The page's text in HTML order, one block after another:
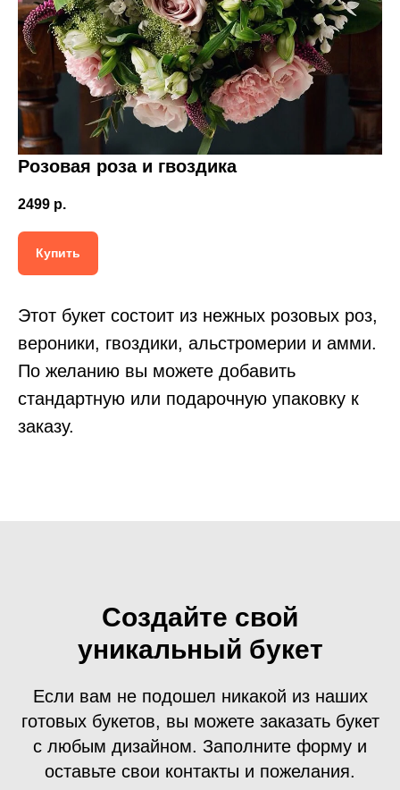
Розовая роза и гвоздика
2499 р.
Купить
Этот букет состоит из нежных розовых роз,
вероники, гвоздики, альстромерии и амми.
По желанию вы можете добавить
стандартную или подарочную упаковку к
заказу.
Создайте свой
уникальный букет
Если вам не подошел никакой из наших
готовых букетов, вы можете заказать букет
с любым дизайном. Заполните форму и
оставьте свои контакты и пожелания.